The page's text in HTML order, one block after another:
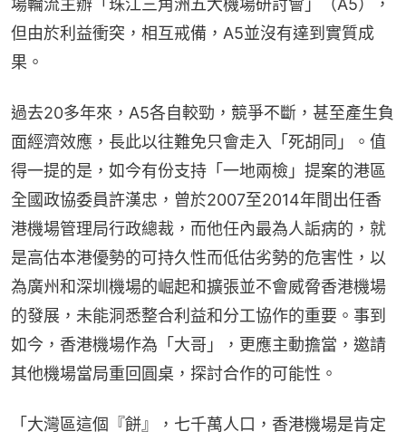
場輪流主辦「珠江三角洲五大機場研討會」（A5），
但由於利益衝突，相互戒備，A5並沒有達到實質成
果。
過去20多年來，A5各自較勁，競爭不斷，甚至產生負
面經濟效應，長此以往難免只會走入「死胡同」。值
得一提的是，如今有份支持「一地兩檢」提案的港區
全國政協委員許漢忠，曾於2007至2014年間出任香
港機場管理局行政總裁，而他任內最為人詬病的，就
是高估本港優勢的可持久性而低估劣勢的危害性，以
為廣州和深圳機場的崛起和擴張並不會威脅香港機場
的發展，未能洞悉整合利益和分工協作的重要。事到
如今，香港機場作為「大哥」，更應主動擔當，邀請
其他機場當局重回圓桌，探討合作的可能性。
「大灣區這個『餅』，七千萬人口，香港機場是肯定